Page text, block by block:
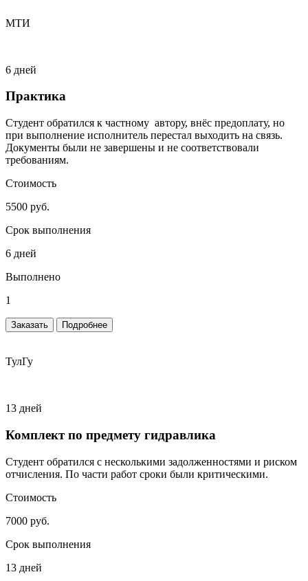
МТИ
6 дней
Практика
Студент обратился к частному автору, внёс предоплату, но
при выполнение исполнитель перестал выходить на связь.
Документы были не завершены и не соответствовали
требованиям.
Стоимость
5500 руб.
Срок выполнения
6 дней
Выполнено
1
Заказать Подробнее
ТулГу
13 дней
Комплект по предмету гидравлика
Студент обратился с несколькими задолженностями и риском
отчисления. По части работ сроки были критическими.
Стоимость
7000 руб.
Срок выполнения
13 дней